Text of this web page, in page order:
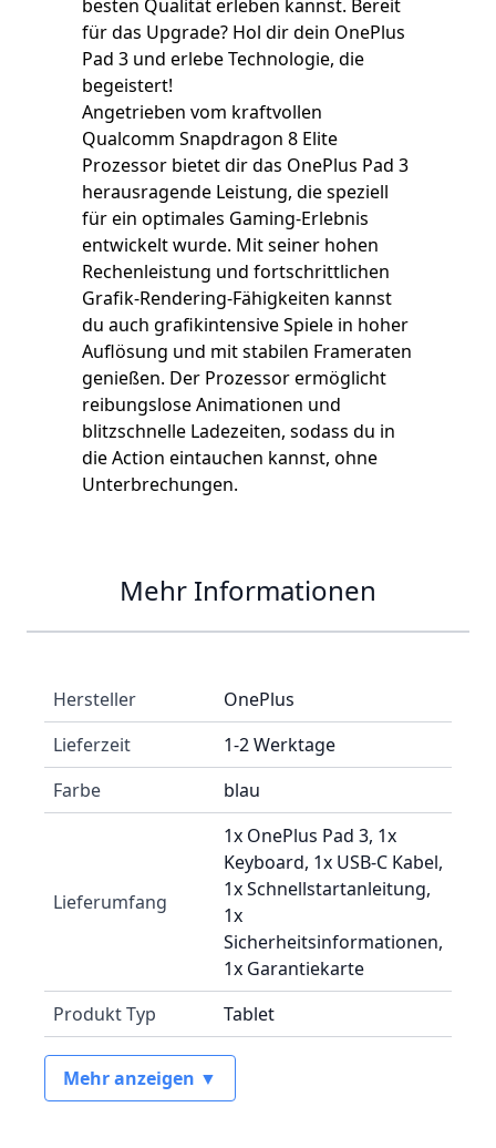
besten Qualität erleben kannst. Bereit
für das Upgrade? Hol dir dein OnePlus
Pad 3 und erlebe Technologie, die
begeistert!
Angetrieben vom kraftvollen
Qualcomm Snapdragon 8 Elite
Prozessor bietet dir das OnePlus Pad 3
herausragende Leistung, die speziell
für ein optimales Gaming-Erlebnis
entwickelt wurde. Mit seiner hohen
Rechenleistung und fortschrittlichen
Grafik-Rendering-Fähigkeiten kannst
du auch grafikintensive Spiele in hoher
Auflösung und mit stabilen Frameraten
genießen. Der Prozessor ermöglicht
reibungslose Animationen und
blitzschnelle Ladezeiten, sodass du in
die Action eintauchen kannst, ohne
Unterbrechungen.
Mehr Informationen
Hersteller
OnePlus
Lieferzeit
1-2 Werktage
Farbe
blau
Lieferumfang
1x OnePlus Pad 3, 1x
Keyboard, 1x USB-C Kabel,
1x Schnellstartanleitung,
1x
Sicherheitsinformationen,
1x Garantiekarte
Produkt Typ
Tablet
Mehr anzeigen ▼